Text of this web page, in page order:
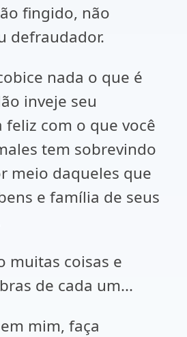
fingido, não
defraudador.
nada o que é
inveje seu
feliz com o que você
tem sobrevindo
meio daqueles que
e família de seus
muitas coisas e
de cada um...
mim, faça